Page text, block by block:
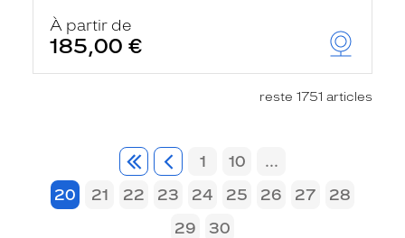
À partir de
185,00 €
reste 1751 articles
1 10
...
20
21 22 23 24 25 26 27
28
29
30